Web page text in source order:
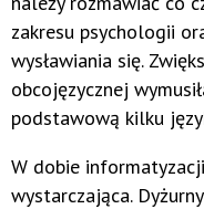
zakresu psychologii
wysławiania się.
obcojęzycznej
podstawową kilku
W dobie
wystarczająca.